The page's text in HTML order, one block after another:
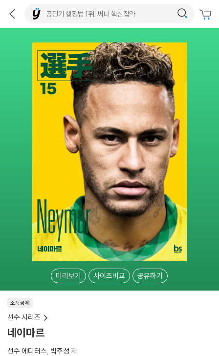
미리보기 사이즈비교 공유하기
소득공제
선수 시리즈
네이마르
선수 에디터스 박주성 저